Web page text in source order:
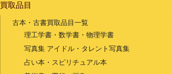
買取品目
古本・古書買取品目一覧
理工学書・数学書・物理学書
写真集 アイドル・タレント写真集
占い本・スピリチュアル本